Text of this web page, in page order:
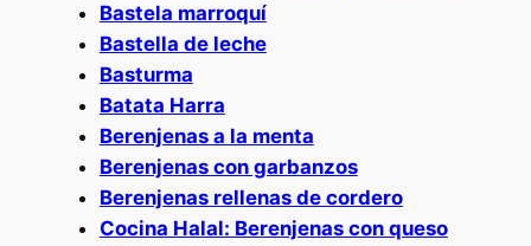
Bastela marroquí
Bastella de leche
Basturma
Batata Harra
Berenjenas a la menta
Berenjenas con garbanzos
Berenjenas rellenas de cordero
Cocina Halal: Berenjenas con queso